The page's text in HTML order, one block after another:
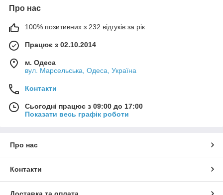
Про нас
100% позитивних з 232 відгуків за рік
Працює з 02.10.2014
м. Одеса
вул. Марсельська, Одеса, Україна
Контакти
Сьогодні працює з 09:00 до 17:00
Показати весь графік роботи
Про нас
Контакти